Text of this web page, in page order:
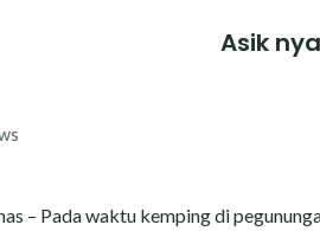
Asik
– Pada waktu kemping di